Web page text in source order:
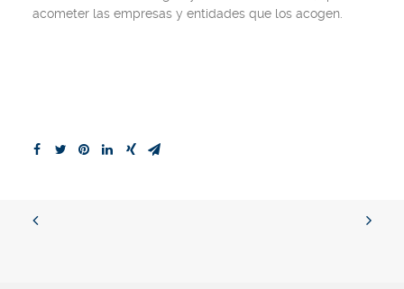
acometer las empresas y entidades que los acogen.